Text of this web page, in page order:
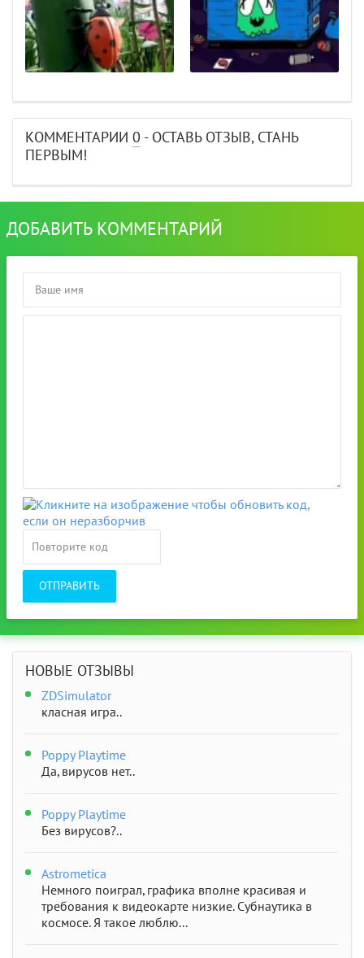
КОММЕНТАРИИ 0 - ОСТАВЬ ОТЗЫВ, СТАНЬ
ПЕРВЫМ!
ДОБАВИТЬ КОММЕНТАРИЙ
ОТПРАВИТЬ
НОВЫЕ ОТЗЫВЫ
ZDSimulator
класная игра..
Poppy Playtime
Да, вирусов нет..
Poppy Playtime
Без вирусов?..
Astrometica
Немного поиграл, графика вполне красивая и
требования к видеокарте низкие. Субнаутика в
космосе. Я такое люблю...